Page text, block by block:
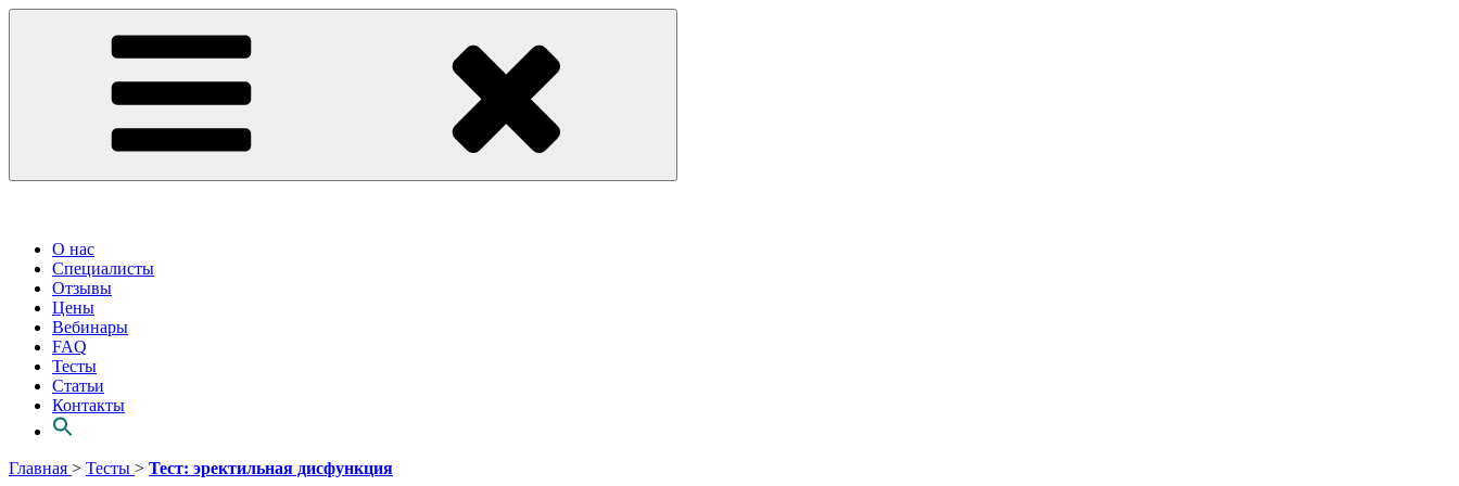
О нас
Специалисты
Отзывы
Цены
Вебинары
FAQ
Тесты
Статьи
Контакты
Перейти
Главная > Тесты > Тест: эректильная дисфункция